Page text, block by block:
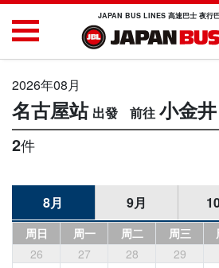
JAPAN BUS LINES 高速巴士 夜行
2026年08月
名古屋站 小金井
2件
8月 9月
周日 周一 周二 周三
26
27 28 29